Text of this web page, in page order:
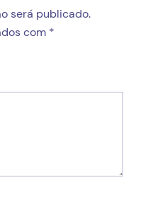
será publicado.
com *